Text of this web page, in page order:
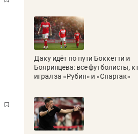
Даку идёт по пути Боккетти и
Бояринцева: все футболисты,
играл за «Рубин» и «Спартак»